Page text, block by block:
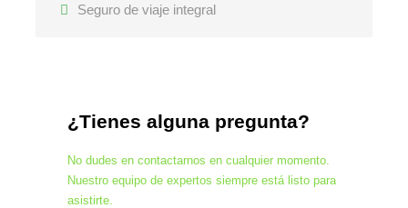
Seguro de viaje integral
¿Tienes alguna pregunta?
No dudes en contactarnos en cualquier momento.
Nuestro equipo de expertos siempre está listo para
asistirte.